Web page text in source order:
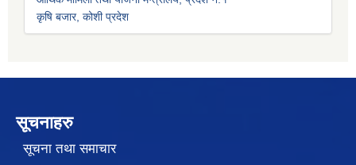
कृषि बजार, कोशी प्रदेश
सूचनाहरु
सूचना तथा समाचार